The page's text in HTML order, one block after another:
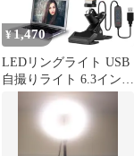
¥1,470
LEDリングライト USB
自撮りライト 6.3インチ
直径16cm zoom ライト
高輝度撮影用ライト 3
色モード 10段階調光女
優ライト オンライン会